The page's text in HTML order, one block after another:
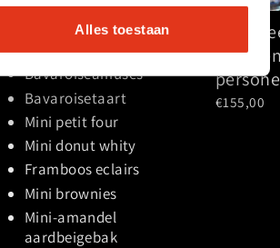
Alles toestaan
Luxe
Bavaroiseamuses
Bavaroisetaart
Mini petit four
Mini donut whity
Framboos eclairs
Mini brownies
Mini-amandel
aardbeigebak
€155,00